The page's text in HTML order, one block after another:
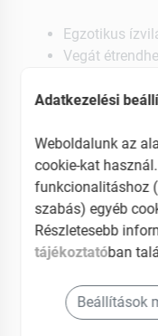
Egzotikus
Vegát
Adatkezelési
Weboldalunk az
cookie-kat
funkcionalitáshoz
szabás) egyéb
Részletesebb
tájékoztatóban
Beállítások